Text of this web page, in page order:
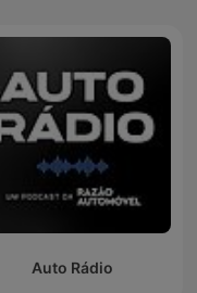
Auto Rádio